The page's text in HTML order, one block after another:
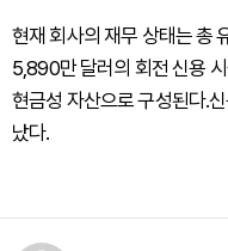
현재 회사의 재무 상태는 총
5,890만 달러의 회전 신용
현금성 자산으로 구성된다.
났다.